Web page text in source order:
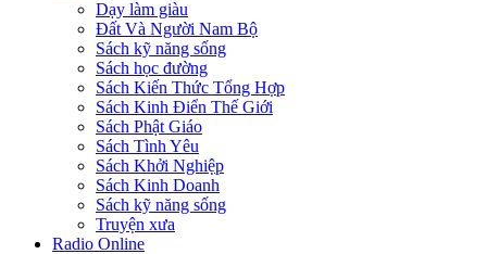
Dạy làm giàu
Đất Và Người Nam Bộ
Sách kỹ năng sống
Sách học đường
Sách Kiến Thức Tổng Hợp
Sách Kinh Điển Thế Giới
Sách Phật Giáo
Sách Tình Yêu
Sách Khởi Nghiệp
Sách Kinh Doanh
Sách kỹ năng sống
Truyện xưa
Radio Online